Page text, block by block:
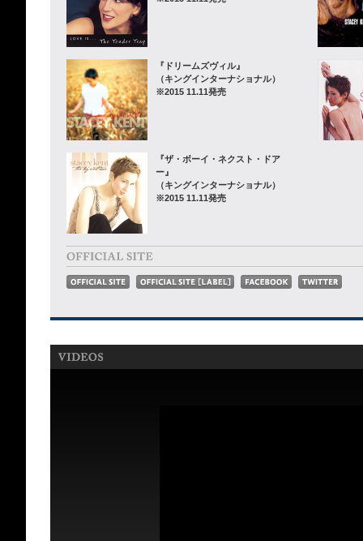
『ドリームズヴィル』
（キングインターナショナル）
※2015 11.11発売
『ザ・ボーイ・ネクスト・ドア
ー』
（キングインターナショナル）
※2015 11.11発売